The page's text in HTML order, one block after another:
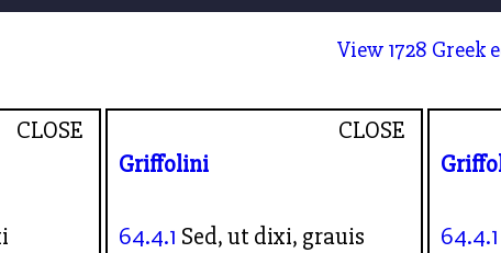
View 1728 Greek
CLOSE
CLOSE
Griffolini
64.4.1 Sed, ut dixi, grauis
64.4.1